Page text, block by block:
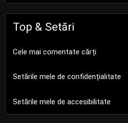
Top & Setări
Cele mai comentate cărți
Setările mele de confidențialitate
Setările mele de accesibilitate